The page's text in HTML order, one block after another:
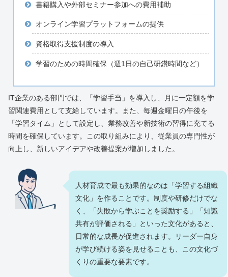
書籍購入や外部セミナー参加への費用補助
オンライン学習プラットフォームの提供
資格取得支援制度の導入
学習のための時間確保（週1日の自己研鑽時間など）
IT企業のある部門では、「学習手当」を導入し、月に一定額を学
習関連費用として支給しています。また、毎週金曜日の午後を
「学習タイム」として設定し、業務改善や新技術の習得に充てる
時間を確保しています。この取り組みにより、従業員の専門性が
向上し、新しいアイデアや改善提案が増加しました。
人材育成で最も効果的なのは「学習する組織
文化」を作ることです。制度や研修だけでな
く、「失敗から学ぶことを奨励する」「知識
共有が評価される」といった文化があると、
日常的な成長が促進されます。リーダー自身
が学び続ける姿を見せることも、この文化づ
くりの重要な要素です。